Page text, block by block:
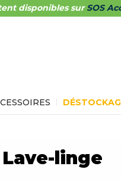
disponibles surSOS
linge